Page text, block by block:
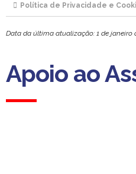
Política de Privacidade e
Data da última atualização: 1 de janeiro
Apoio ao
Apoio ao